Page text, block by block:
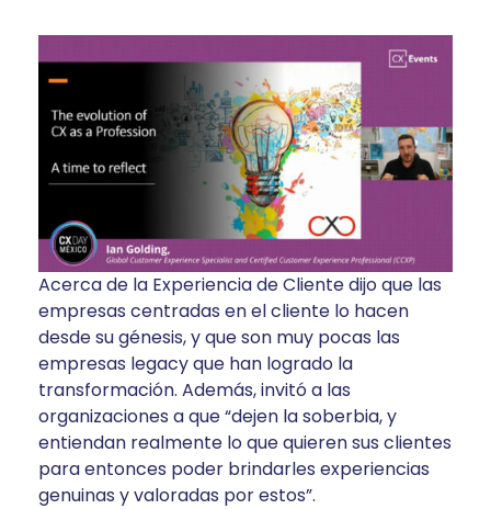
Acerca de la Experiencia de Cliente dijo que las
empresas centradas en el cliente lo hacen
desde su génesis, y que son muy pocas las
empresas legacy que han logrado la
transformación. Además, invitó a las
organizaciones a que “dejen la soberbia, y
entiendan realmente lo que quieren sus clientes
para entonces poder brindarles experiencias
genuinas y valoradas por estos”.